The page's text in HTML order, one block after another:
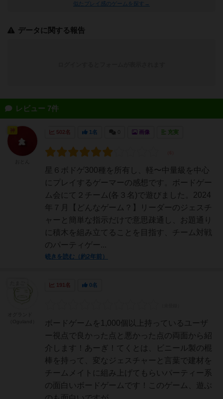
似たプレイ感のゲームを探す→
データに関する報告
レビュー 7件
502名 1名 画像 充実
星６ボドゲ300種を所有し、軽〜中量級を中心
にプレイするゲーマーの感想です。ボードゲー
ム会にて２チーム(各３名)で遊びました。2024
年７月【どんなゲーム？】リーダーのジェスチ
ャーと簡単な指示だけで意思疎通し、お題通り
に積木を組み立てることを目指す、チーム対戦
のパーティゲー...
続きを読む（約2年前）
191名 0名
ボードゲームを1,000個以上持っているユーザ
ー視点で良かった点と悪かった点の両面から紹
介します！あーぎ！てくとは、ビニール製の棍
棒を持って、変なジェスチャーと言葉で建材を
チームメイトに組み上げてもらいパーティー系
の面白いボードゲームです！このゲーム、遊ぶ